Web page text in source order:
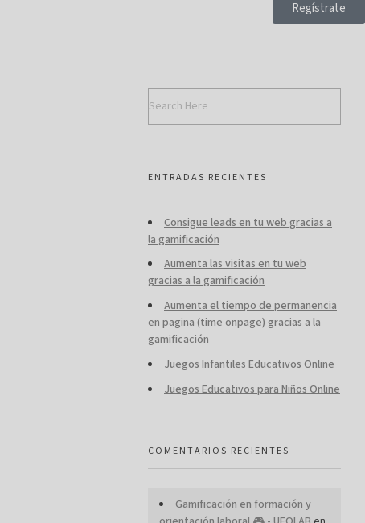
Regístrate
ENTRADAS RECIENTES
Consigue leads en tu web gracias a
la gamificación
Aumenta las visitas en tu web
gracias a la gamificación
Aumenta el tiempo de permanencia
en pagina (time onpage) gracias a la
gamificación
Juegos Infantiles Educativos Online
Juegos Educativos para Niños Online
COMENTARIOS RECIENTES
Gamificación en formación y